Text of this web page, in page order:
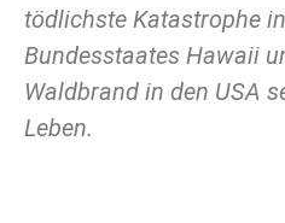
tödlichste Katastrophe
Bundesstaates Hawaii
Waldbrand in den USA
Leben.